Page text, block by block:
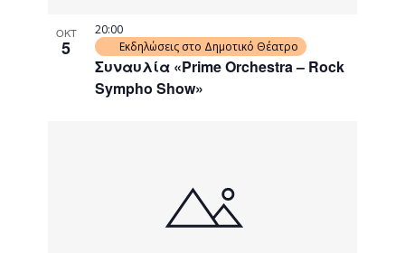
ΟΚΤ
5
Συναυλία «Prime Orchestra – Rock
Sympho Show»
20:00
Εκδηλώσεις στο Δημοτικό Θέατρο